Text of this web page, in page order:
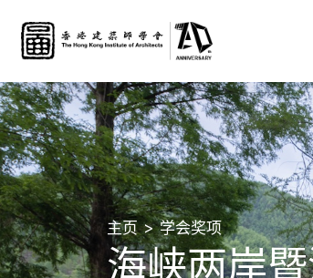
主页 学会奖项
海峡两岸